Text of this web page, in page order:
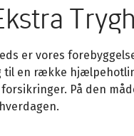
på nuværende
du beregner en pris på
vil vi meget gerne
tilbud på dine
medarbejdere
er vores
til en række
På den